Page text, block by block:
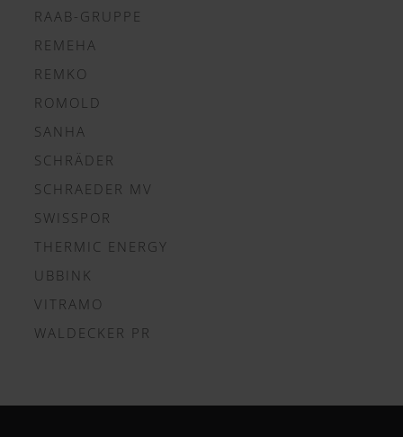
RAAB-GRUPPE
REMEHA
REMKO
ROMOLD
SANHA
SCHRÄDER
SCHRAEDER MV
SWISSPOR
THERMIC ENERGY
UBBINK
VITRAMO
WALDECKER PR